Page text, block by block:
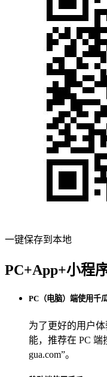
一键保存到本地
PC+App+小程
PC（电脑）端使用千
为了更好的用户
能，推荐在 PC 端
gua.com”。